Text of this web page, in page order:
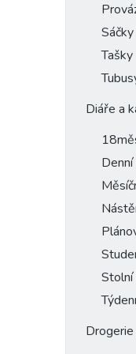
Tašky
Diáře a
Stolní